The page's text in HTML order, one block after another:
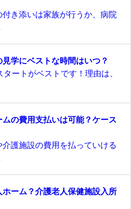
き添いは家族が行うか、病院
学にベストな時間はいつ？
ートがベストです！理由は、
の費用支払いは可能？ケース
護施設の費用を払っていける
ーム？介護老人保健施設入所